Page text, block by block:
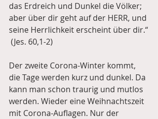
das Erdreich und Dunkel die Völker;
aber über dir geht auf der HERR, und
seine Herrlichkeit erscheint über dir.“
(Jes. 60,1-2)
Der zweite Corona-Winter kommt,
die Tage werden kurz und dunkel. Da
kann man schon traurig und mutlos
werden. Wieder eine Weihnachtszeit
mit Corona-Auflagen. Nur der